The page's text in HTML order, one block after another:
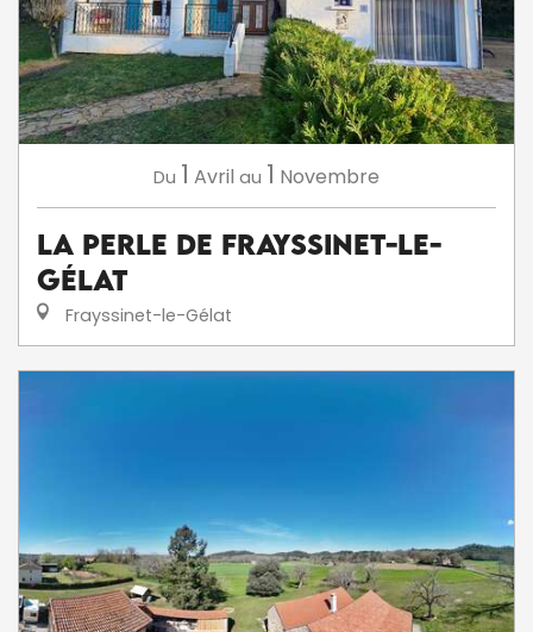
Du 1 Avril au 1 Novembre
La Perle de Frayssinet-le-
Gélat
Frayssinet-le-Gélat